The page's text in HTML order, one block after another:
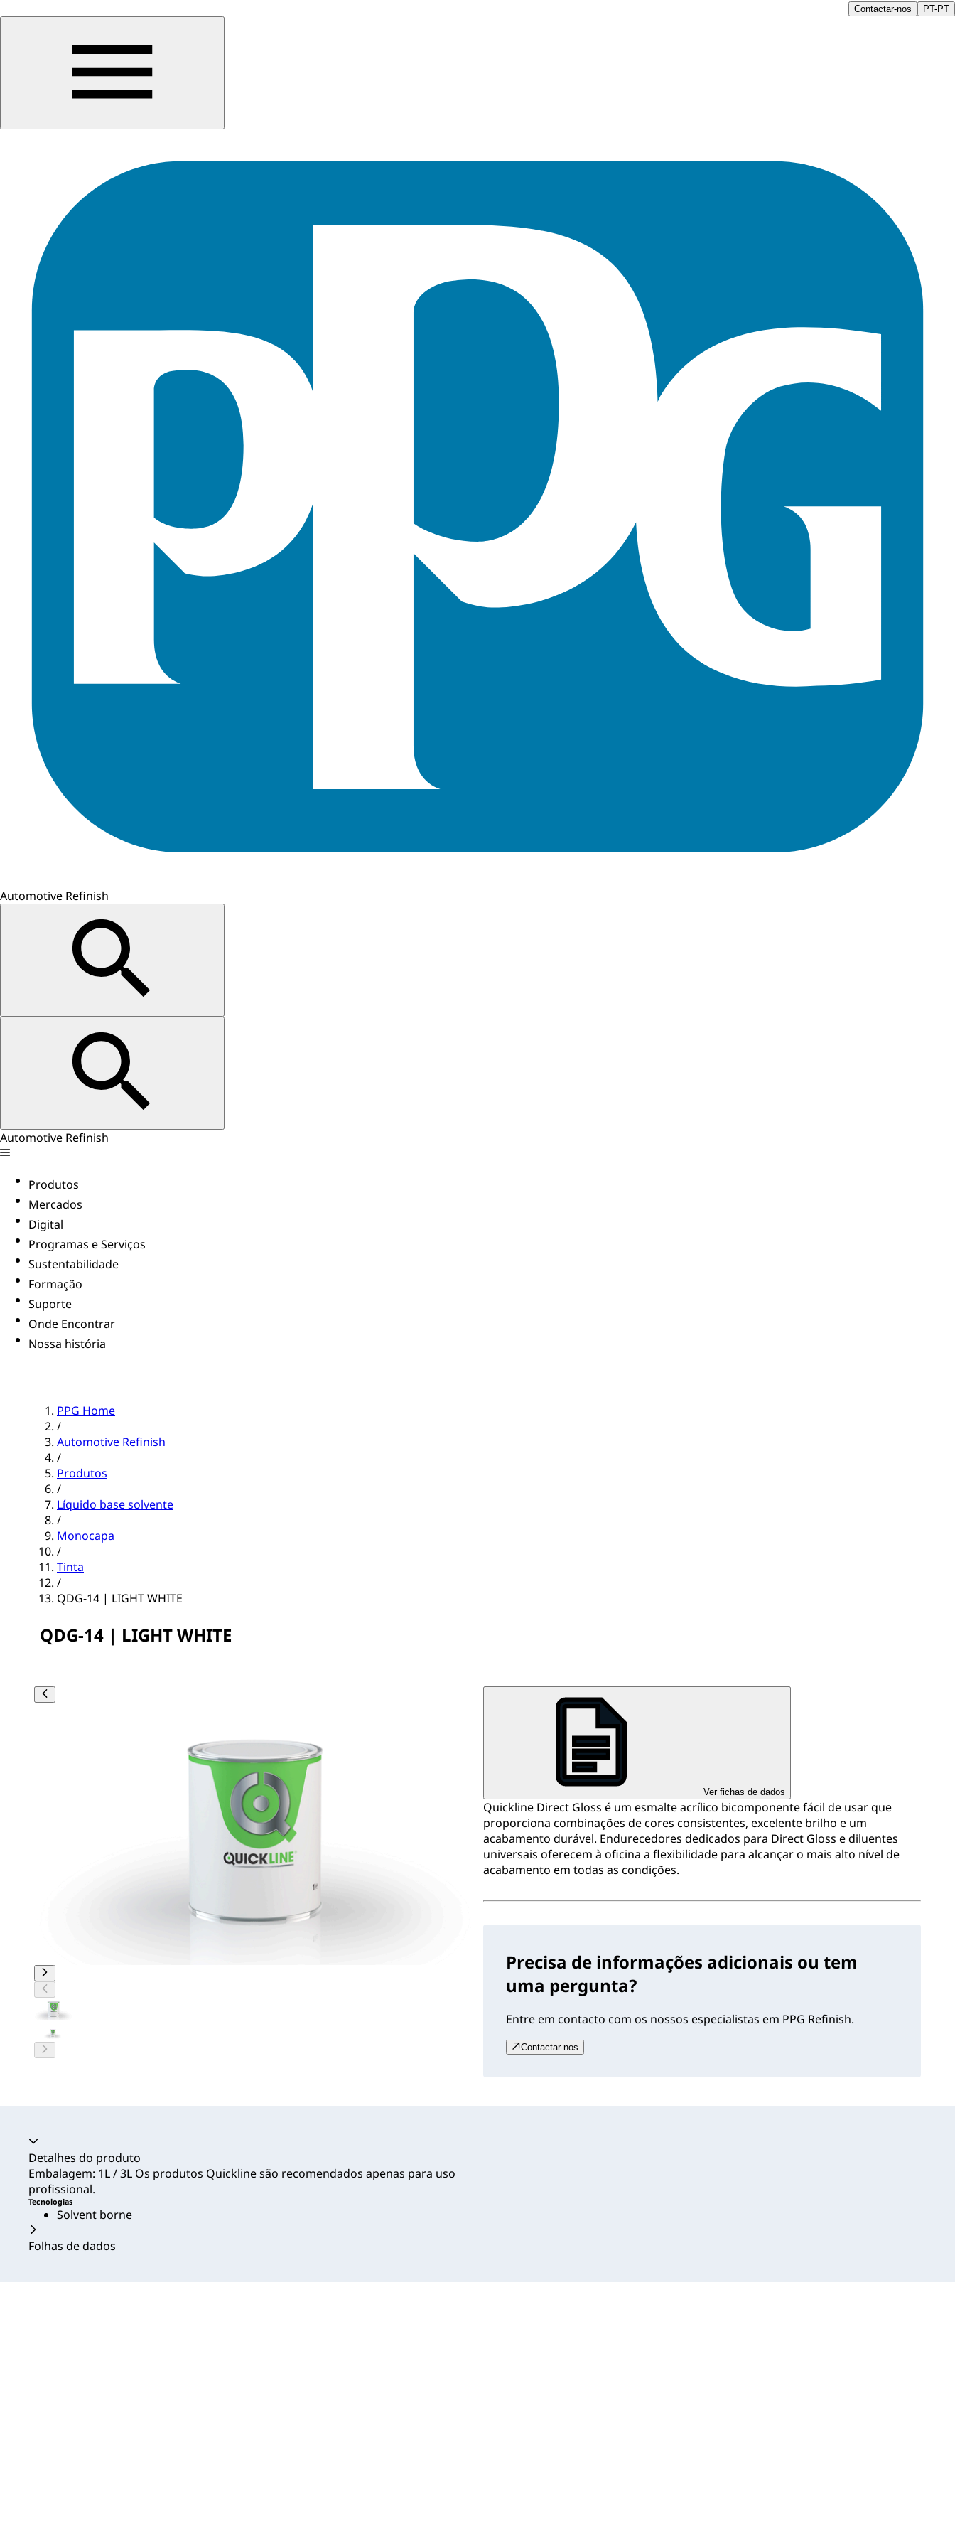
Contactar-nos PT-PT
Automotive Refinish
Automotive Refinish
Produtos
Mercados
Digital
Programas e Serviços
Sustentabilidade
Formação
Suporte
Onde Encontrar
Nossa história
PPG Home
/
Automotive Refinish
/
Produtos
/
Líquido base solvente
/
Monocapa
/
Tinta
/
QDG-14 | LIGHT WHITE
QDG-14 | LIGHT WHITE
Ver fichas de dados
Quickline Direct Gloss é um esmalte acrílico bicomponente fácil de usar que
proporciona combinações de cores consistentes, excelente brilho e um
acabamento durável. Endurecedores dedicados para Direct Gloss e diluentes
universais oferecem à oficina a flexibilidade para alcançar o mais alto nível de
acabamento em todas as condições.
Precisa de informações adicionais ou tem
uma pergunta?
Entre em contacto com os nossos especialistas em PPG Refinish.
Contactar-nos
Acordeão recolhido
Detalhes do produto
Embalagem: 1L / 3L Os produtos Quickline são recomendados apenas para uso
profissional.
Tecnologias
Solvent borne
Folhas de dados